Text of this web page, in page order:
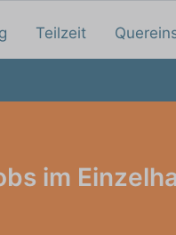
Teilzeit
im